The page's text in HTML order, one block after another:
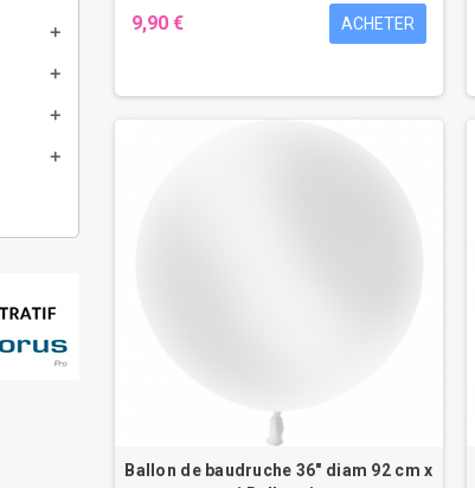
add
add
add
add
9,90 € ACHETER
Ballon de baudruche 36" diam 92 cm x